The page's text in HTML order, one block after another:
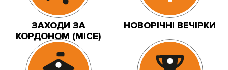
ЗАХОДИ ЗА
КОРДОНОМ (MICE)
НОВОРІЧНІ ВЕЧІРКИ